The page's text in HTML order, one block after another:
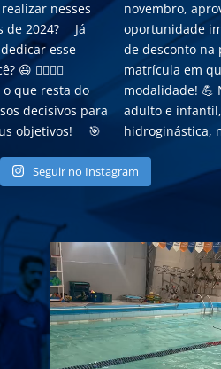
Seguir no Instagram